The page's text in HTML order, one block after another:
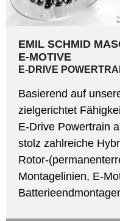
EMIL SCHMID
E-MOTIVE
E-DRIVE
Basierend auf
zielgerichtet
E-Drive Powertrain
stolz zahlreiche
Rotor-
Montagelinien, E-